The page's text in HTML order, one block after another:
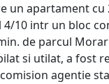
un apartament
10 intr un bloc
de parcul
si utilat, a fost
agentie